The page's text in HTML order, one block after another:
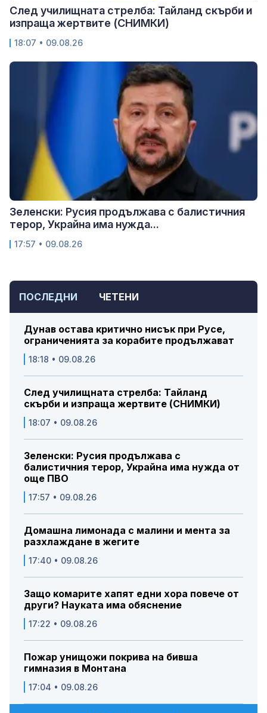
ПОСЛЕДНИ ЧЕТЕНИ
Дунав остава критично нисък при Русе,
ограниченията за корабите продължават
18:18 • 09.08.26
След училищната стрелба: Тайланд
скърби и изпраща жертвите (СНИМКИ)
18:07 • 09.08.26
Зеленски: Русия продължава с
балистичния терор, Украйна има нужда от
още ПВО
17:57 • 09.08.26
Домашна лимонада с малини и мента за
разхлаждане в жегите
17:40 • 09.08.26
Защо комарите хапят едни хора повече от
други? Науката има обяснение
17:22 • 09.08.26
Пожар унищожи покрива на бивша
гимназия в Монтана
17:04 • 09.08.26
След училищната стрелба: Тайланд скърби и
изпраща жертвите (СНИМКИ)
18:07 • 09.08.26
Зеленски: Русия продължава с балистичния
терор, Украйна има нужда...
17:57 • 09.08.26